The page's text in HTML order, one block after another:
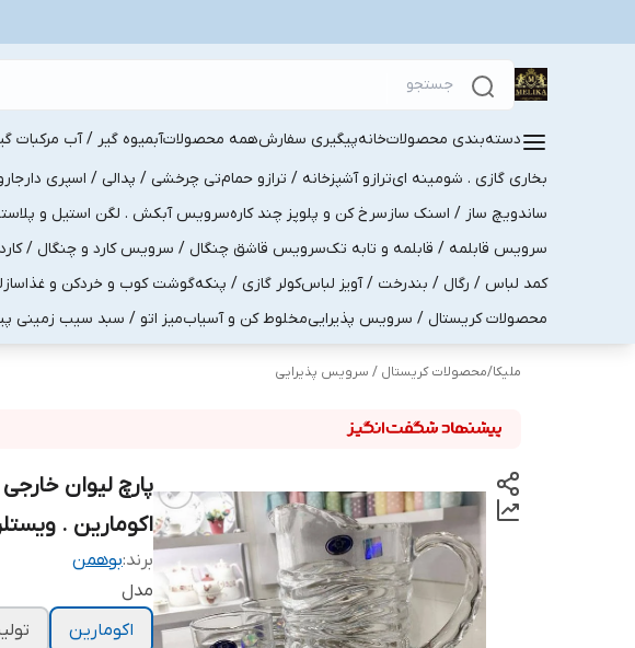
دسته‌بندی محصولاتخانهپیگیری سفارشهمه محصولاتآبمیوه گیر / آب مرکبات
بخاری گازی . شومینه ایترازو آشپزخانه / ترازو حمامتی چرخشی / پدالی / اسپری دار
ساندویچ ساز / اسنک سازسرخ کن و پلوپز چند کارهسرویس آبکش . لگن استیل و پلاستیک
سرویس قابلمه / قابلمه و تابه تکسرویس قاشق چنگال / سرویس کارد و چنگال /
کمد لباس / رگال / بندرخت / آویز لباسکولر گازی / پنکهگوشت کوب و خردکن و غذاساز
محصولات کریستال / سرویس پذیراییمخلوط کن و آسیابمیز اتو / سبد سیب زمینی
ملیکا/محصولات کریستال / سرویس پذیرایی
پارچ لیوان
اکومارین .
برند:بوهمن
مدل
اکومارین